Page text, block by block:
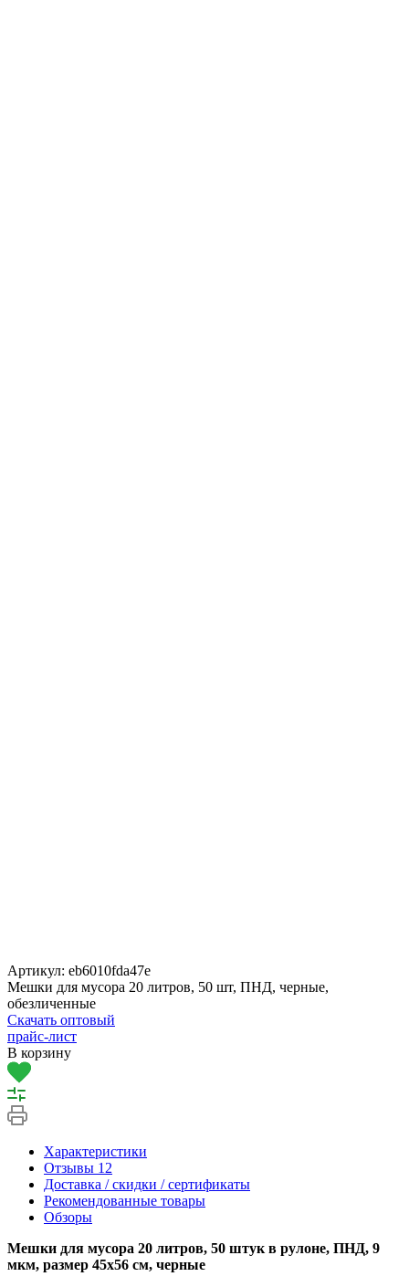
Артикул: eb6010fda47e
Мешки для мусора 20 литров, 50 шт, ПНД, черные,
обезличенные
Скачать оптовый
прайс-лист
В корзину
Характеристики
Отзывы 12
Доставка / скидки / сертификаты
Рекомендованные товары
Обзоры
Мешки для мусора 20 литров, 50 штук в рулоне, ПНД, 9
мкм, размер 45х56 см, черные